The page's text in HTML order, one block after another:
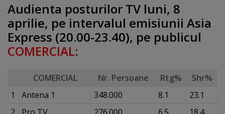
Audienta posturilor TV luni, 8
aprilie, pe intervalul emisiunii Asia
Express (20.00-23.40), pe publicul
COMERCIAL:
COMERCIAL Nr. Persoane Rtg%
Shr%
1
Antena 1 348.000 8.1
23.1